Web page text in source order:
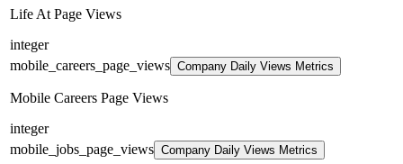
Life At Page Views
integer
mobile_careers_page_views Company Daily Views Metrics
Mobile Careers Page Views
integer
mobile_jobs_page_views Company Daily Views Metrics